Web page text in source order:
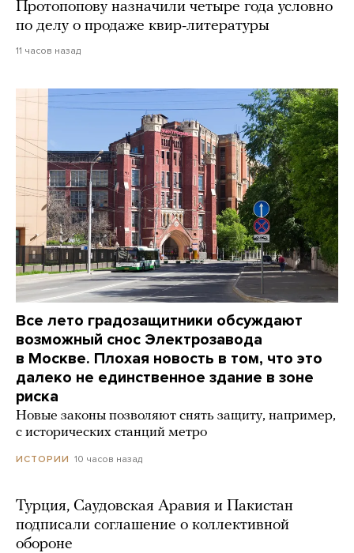
Протопопову назначили четыре года условно
по делу о продаже квир-литературы
11 часов назад
Все лето градозащитники обсуждают
возможный снос Электрозавода
в Москве. Плохая новость в том, что это
далеко не единственное здание в зоне
риска
Новые законы позволяют снять защиту, например,
с исторических станций метро
ИСТОРИИ 10 часов назад
Турция, Саудовская Аравия и Пакистан
подписали соглашение о коллективной
обороне